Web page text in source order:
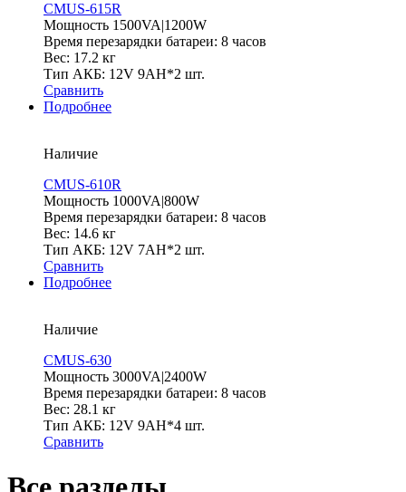
CMUS-615R
Мощность 1500VA|1200W
Время перезарядки батареи: 8 часов
Вес: 17.2 кг
Тип АКБ: 12V 9AH*2 шт.
Сравнить
Подробнее
Наличие
CMUS-610R
Мощность 1000VA|800W
Время перезарядки батареи: 8 часов
Вес: 14.6 кг
Тип АКБ: 12V 7AH*2 шт.
Сравнить
Подробнее
Наличие
CMUS-630
Мощность 3000VA|2400W
Время перезарядки батареи: 8 часов
Вес: 28.1 кг
Тип АКБ: 12V 9AH*4 шт.
Сравнить